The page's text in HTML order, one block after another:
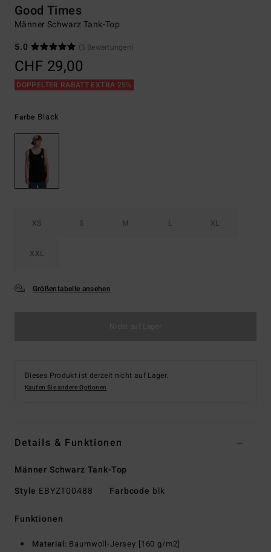
Good Times
Männer Schwarz Tank-Top
5.0
(5 Bewertungen)
CHF 29,00
DOPPELTER RABATT EXTRA 25%
Farbe Black
XS S M L XL
XXL
Größentabelle ansehen
Dieses Produkt ist derzeit nicht auf Lager.
Kaufen Sie andere Optionen
Details & Funktionen
Männer Schwarz Tank-Top
Style EBYZT00488 Farbcode blk
Funktionen
Material: Baumwoll-Jersey [160 g/m2]